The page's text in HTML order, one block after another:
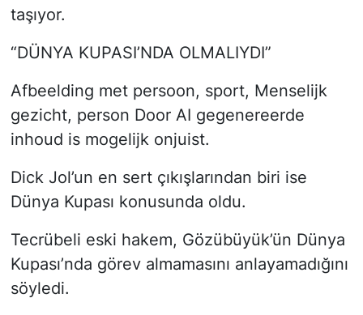
taşıyor.
“DÜNYA KUPASI’NDA OLMALIYDI”
Afbeelding met persoon, sport, Menselijk
gezicht, person Door AI gegenereerde
inhoud is mogelijk onjuist.
Dick Jol’un en sert çıkışlarından biri ise
Dünya Kupası konusunda oldu.
Tecrübeli eski hakem, Gözübüyük’ün Dünya
Kupası’nda görev almamasını anlayamadığını
söyledi.